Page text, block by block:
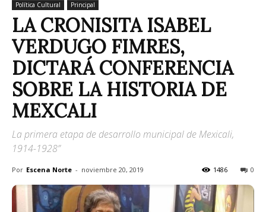
Política Cultural Principal
LA CRONISITA ISABEL
VERDUGO FIMRES,
DICTARÁ CONFERENCIA
SOBRE LA HISTORIA DE
MEXCALI
La primera etapa de desarrollo municipal de Mexicali,
1914-1928”
Por Escena Norte - noviembre 20, 2019 0
1486